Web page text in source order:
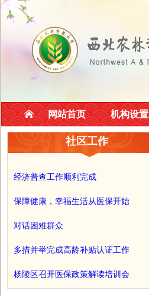
网站首页 机构设置
社区工作
经济普查工作顺利完成
保障健康，幸福生活从医保开始
对话困难群众
多措并举完成高龄补贴认证工作
杨陵区召开医保政策解读培训会